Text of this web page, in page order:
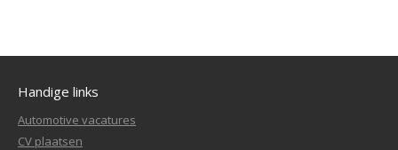
Handige links
Automotive vacatures
CV plaatsen